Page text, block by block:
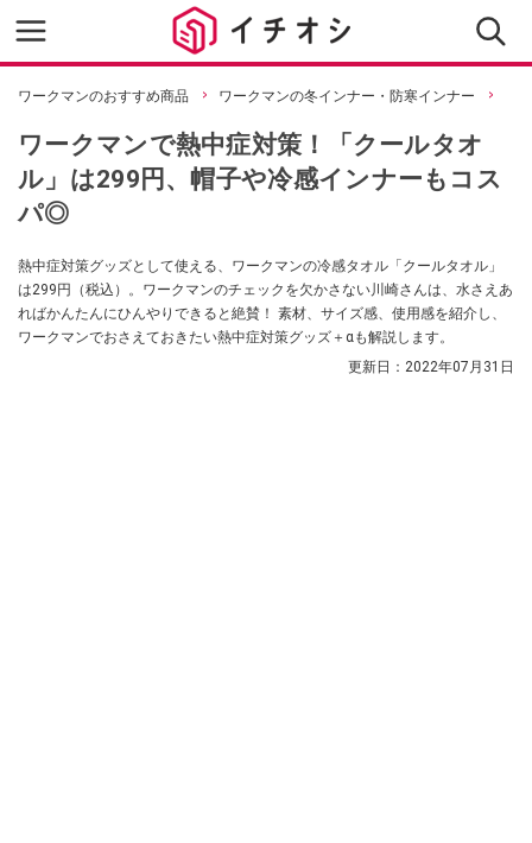
ワークマンのおすすめ商品 ワークマンの冬インナー・防寒インナー
ワークマンで熱中症対策！「クールタオ
ル」は299円、帽子や冷感インナーもコス
パ◎
熱中症対策グッズとして使える、ワークマンの冷感タオル「クールタオル」
は299円（税込）。ワークマンのチェックを欠かさない川崎さんは、水さえあ
ればかんたんにひんやりできると絶賛！ 素材、サイズ感、使用感を紹介し、
ワークマンでおさえておきたい熱中症対策グッズ＋αも解説します。
更新日： 2022年07月31日